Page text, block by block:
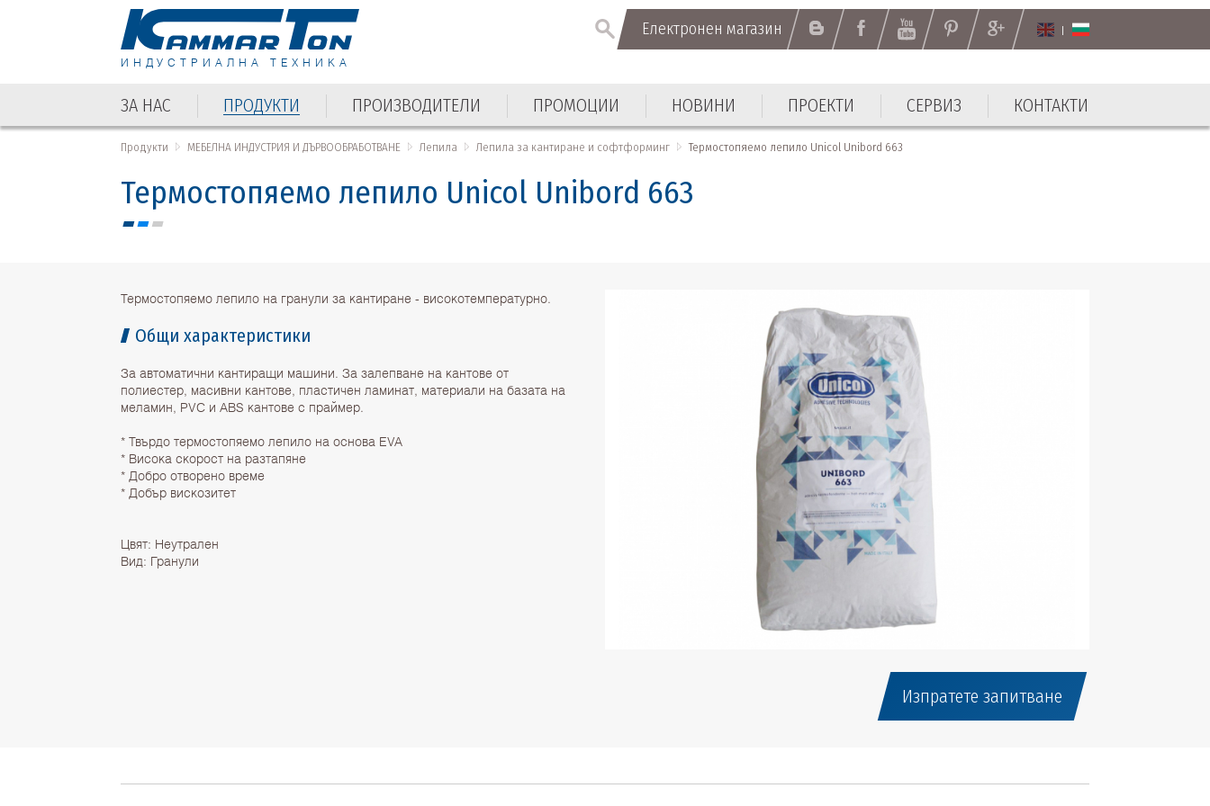
ИНДУСТРИАЛНА ТЕХНИКА
Електронен магазин
ЗА НАС ПРОДУКТИ ПРОИЗВОДИТЕЛИ ПРОМОЦИИ НОВИНИ ПРОЕКТИ СЕРВИЗ КОНТАКТИ
Продукти МЕБЕЛНА ИНДУСТРИЯ И ДЪРВООБРАБОТВАНЕ Лепила Лепила за кантиране и софтформинг Термостопяемо лепило Unicol Unibord 663
Термостопяемо лепило Unicol Unibord 663
Термостопяемо лепило на гранули за кантиране - високотемпературно.
Общи характеристики
За автоматични кантиращи машини. За залепване на кантове от
полиестер, масивни кантове, пластичен ламинат, материали на базата на
меламин, PVC и ABS кантове с праймер.
* Твърдо термостопяемо лепило на основа EVA
* Висока скорост на разтапяне
* Добро отворено време
* Добър вискозитет
Цвят: Неутрален
Вид: Гранули
Изпратете запитване